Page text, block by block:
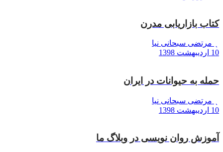
کتاب بازاریابی مدرن
مرتضی سبحانی نیا
10 اردیبهشت 1398
حمله به حیوانات در ایران
مرتضی سبحانی نیا
10 اردیبهشت 1398
آموزش روان نویسی در وبلاگ ما